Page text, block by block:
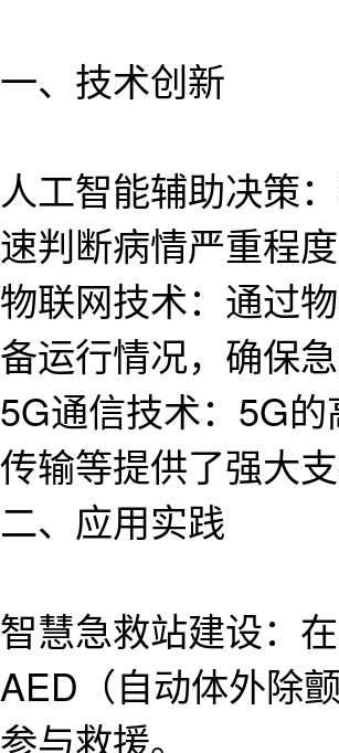
一、技术创新
人工智能辅助决策
速判断病情严重程
物联网技术：通过
备运行情况，确保
5G通信技术：5G
传输等提供了强大
二、应用实践
智慧急救站建设：
AED（自动体外除
参与救援。